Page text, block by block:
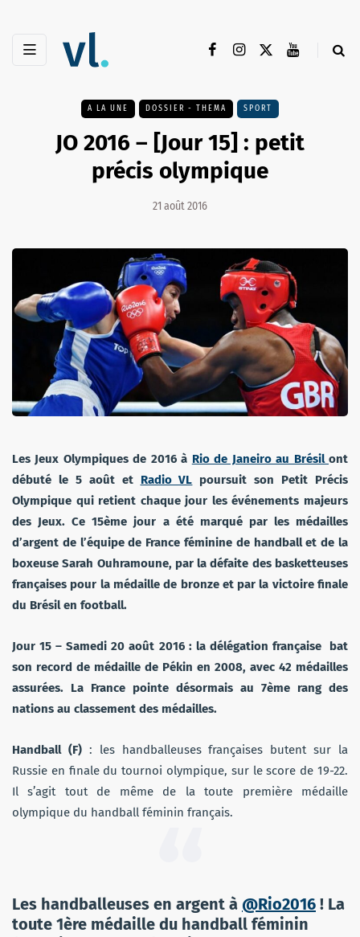
A LA UNE DOSSIER - THEMA SPORT
JO 2016 – [Jour 15] : petit
précis olympique
21 août 2016
Les Jeux Olympiques de 2016 à Rio de Janeiro au Brésilont
débuté le 5 août et Radio VL poursuit son Petit Précis
Olympique qui retient chaque jour les événements majeurs
des Jeux. Ce 15ème jour a été marqué par les médailles
d’argent de l’équipe de France féminine de handball et de la
boxeuse Sarah Ouhramoune, par la défaite des basketteuses
françaises pour la médaille de bronze et par la victoire finale
du Brésil en football.
Jour 15 – Samedi 20 août 2016 : la délégation française bat
son record de médaille de Pékin en 2008, avec 42 médailles
assurées. La France pointe désormais au 7ème rang des
nations au classement des médailles.
Handball (F): les handballeuses françaises butent sur la
Russie en finale du tournoi olympique, sur le score de 19-22.
Il s’agit tout de même de la toute première médaille
olympique du handball féminin français.
Les handballeuses en argent à @Rio2016 ! La
toute 1ère médaille du handball féminin